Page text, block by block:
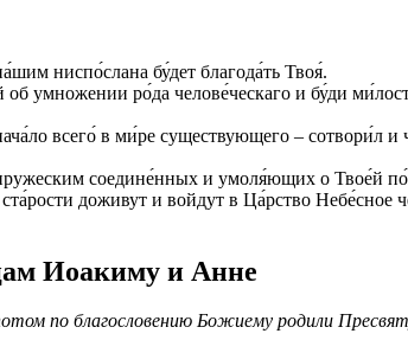
ниспо́слана бу́дет благода́ть Твоя́.
умножении ро́да челове́ческаго и бу́ди
всего́ в ми́ре существующего – сотвори́л
соедине́нных и умоля́ющих о Твое́й
доживут и войдут в Ца́рство Небе́сное
Иоакиму и Анне
по благословению Божиему родили